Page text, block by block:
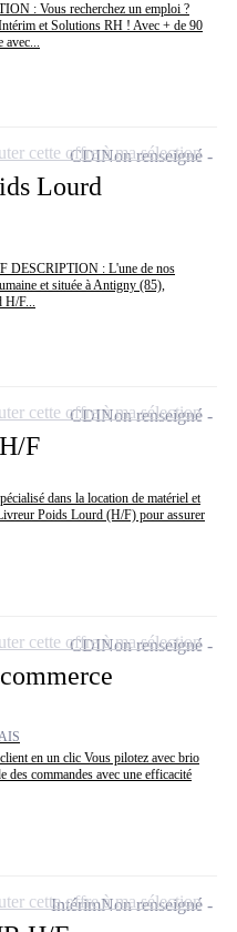
: Vous recherchez un emploi ?
et Solutions RH ! Avec + de 90
avec...
Lourd
DESCRIPTION : L'une de nos
et située à Antigny (85),
H/F...
CDINon renseigné
cette offre à ma sélection
F
dans la location de matériel et
Poids Lourd (H/F) pour assurer
CDINon renseigné
cette offre à ma sélection
en un clic Vous pilotez avec brio
commandes avec une efficacité
CDINon renseigné
cette offre à ma sélection
IntérimNon renseigné
cette offre à ma sélection